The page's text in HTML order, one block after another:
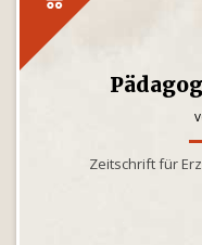
Zeitschrift für